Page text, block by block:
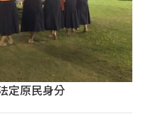
定原民身分